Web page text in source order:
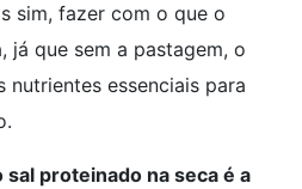
sim, fazer com o que o
já que sem a pastagem, o
nutrientes essenciais para
proteinado na seca é a